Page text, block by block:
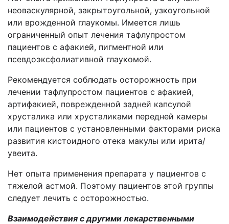
неоваскулярной, закрытоугольной, узкоугольной
или врожденной глаукомы. Имеется лишь
ограниченный опыт лечения тафлупростом
пациентов с афакией, пигментной или
псевдоэксфолиативной глаукомой.
Рекомендуется соблюдать осторожность при
лечении тафлупростом пациентов с афакией,
артифакией, поврежденной задней капсулой
хрусталика или хрусталиками передней камеры
или пациентов с установленными факторами риска
развития кистоидного отека макулы или ирита/
увеита.
Нет опыта применения препарата у пациентов с
тяжелой астмой. Поэтому пациентов этой группы
следует лечить с осторожностью.
Взаимодействия с другими лекарственными